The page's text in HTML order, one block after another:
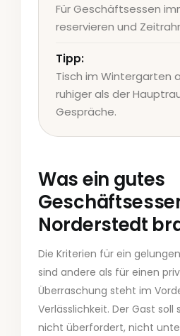
Für Geschäftsessen
reservieren und
Tipp:
Tisch im Wintergarten
ruhiger als der
Gespräche.
Was ein gutes
Norderstedt
Die Kriterien für ein
sind andere als für einen
Überraschung steht im
Verlässlichkeit. Der Gast
nicht überfordert, nicht